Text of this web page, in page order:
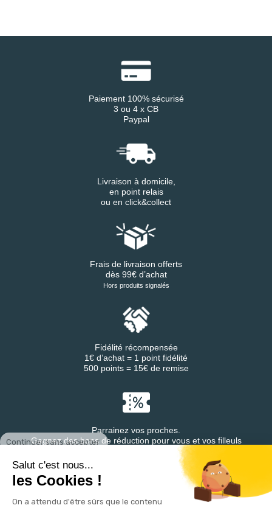
Continuer sans accepter
Salut c'est nous...
les Cookies !
On a attendu d'être sûrs que le contenu
Paiement 100% sécurisé
3 ou 4 x CB
Paypal
Livraison à domicile,
en point relais
ou en click&collect
Frais de livraison offerts
dès 99€ d’achat
Hors produits signalés
Fidélité récompensée
1€ d’achat = 1 point fidélité
500 points = 15€ de remise
Parrainez vos proches.
Gagnez des bons de réduction pour vous et vos filleuls